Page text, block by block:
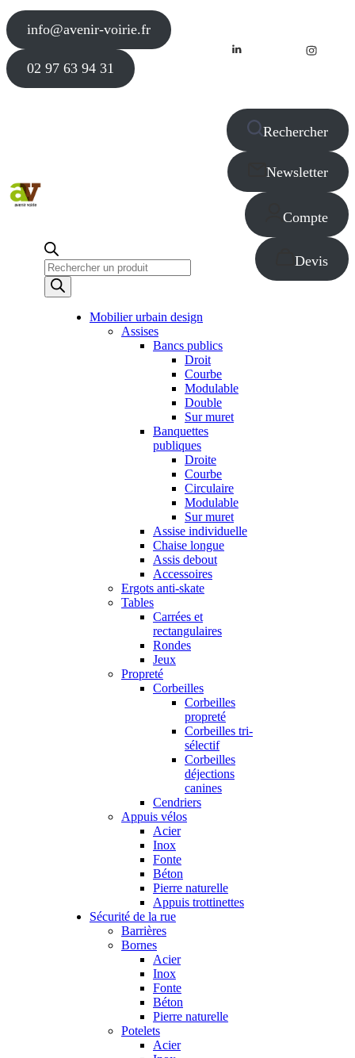
info@avenir-voirie.fr
02 97 63 94 31
Recherche
de
produits
Rechercher
Newsletter
Compte
Devis
Mobilier urbain design
Assises
Bancs publics
Droit
Courbe
Modulable
Double
Sur muret
Banquettes
publiques
Droite
Courbe
Circulaire
Modulable
Sur muret
Assise individuelle
Chaise longue
Assis debout
Accessoires
Ergots anti-skate
Tables
Carrées et
rectangulaires
Rondes
Jeux
Propreté
Corbeilles
Corbeilles
propreté
Corbeilles tri-
sélectif
Corbeilles
déjections
canines
Cendriers
Appuis vélos
Acier
Inox
Fonte
Béton
Pierre naturelle
Appuis trottinettes
Sécurité de la rue
Barrières
Bornes
Acier
Inox
Fonte
Béton
Pierre naturelle
Potelets
Acier